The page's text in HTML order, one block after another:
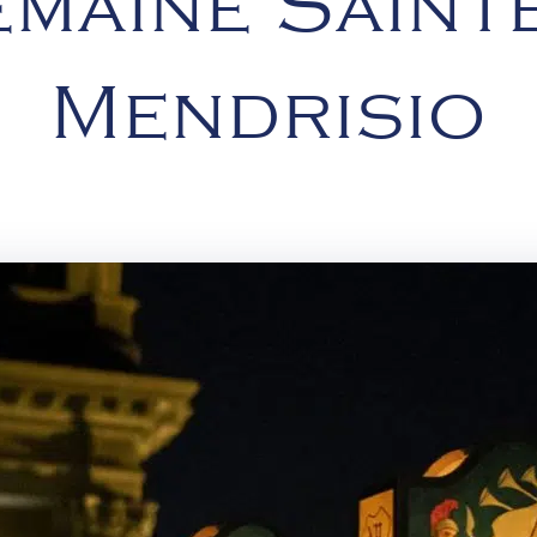
Mendrisio